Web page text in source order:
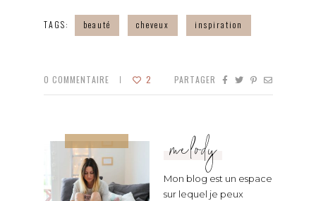
TAGS: beauté cheveux inspiration
0 COMMENTAIRE 2 PARTAGER
melody
Mon blog est un espace
sur lequel je peux